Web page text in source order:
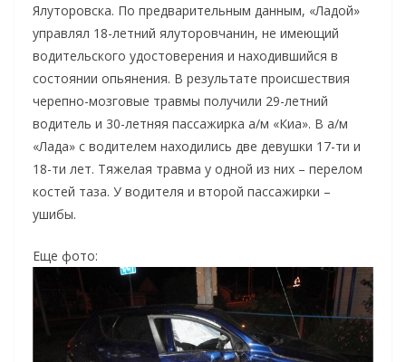
Ялуторовска. По предварительным данным, «Ладой»
управлял 18-летний ялуторовчанин, не имеющий
водительского удостоверения и находившийся в
состоянии опьянения. В результате происшествия
черепно-мозговые травмы получили 29-летний
водитель и 30-летняя пассажирка а/м «Киа». В а/м
«Лада» с водителем находились две девушки 17-ти и
18-ти лет. Тяжелая травма у одной из них – перелом
костей таза. У водителя и второй пассажирки –
ушибы.
Еще фото: